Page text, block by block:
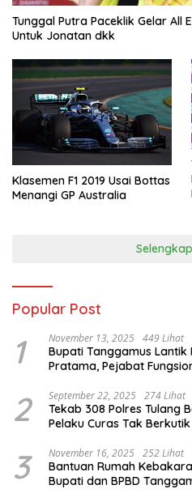
Tunggal Putra Paceklik Gelar All
Untuk Jonatan dkk
Klasemen F1 2019 Usai Bottas
Menangi GP Australia
Popular Post
1 November 13, 2025 449 Lihat
Bupati Tanggamus Lantik
Pratama, Pejabat
2 September 22, 2025 274 Lihat
Tekab 308 Polres Tulang
Pelaku Curas Tak
3 November 16, 2025 252 Lihat
Bantuan Rumah
Bupati dan BPBD